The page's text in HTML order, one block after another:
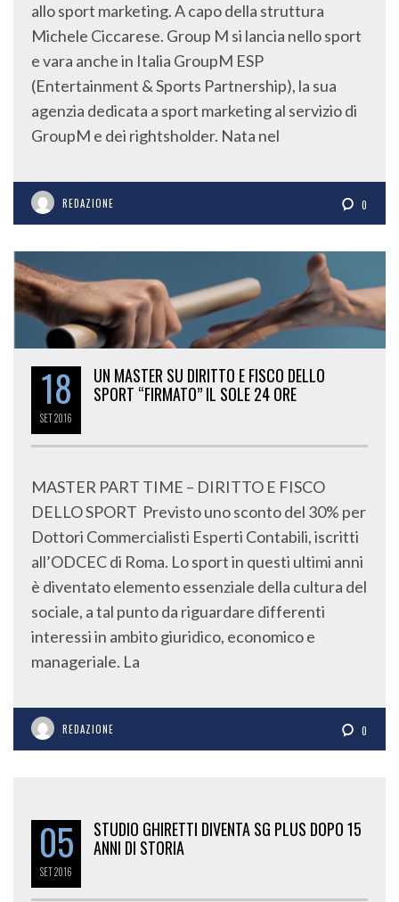
allo sport marketing. A capo della struttura
Michele Ciccarese. Group M si lancia nello sport
e vara anche in Italia GroupM ESP
(Entertainment & Sports Partnership), la sua
agenzia dedicata a sport marketing al servizio di
GroupM e dei rightsholder. Nata nel
REDAZIONE 0
18
SET2016
UN MASTER SU DIRITTO E FISCO DELLO
SPORT “FIRMATO” IL SOLE 24 ORE
MASTER PART TIME – DIRITTO E FISCO
DELLO SPORT Previsto uno sconto del 30% per
Dottori Commercialisti Esperti Contabili, iscritti
all’ODCEC di Roma. Lo sport in questi ultimi anni
è diventato elemento essenziale della cultura del
sociale, a tal punto da riguardare differenti
interessi in ambito giuridico, economico e
manageriale. La
REDAZIONE 0
05
SET2016
STUDIO GHIRETTI DIVENTA SG PLUS DOPO 15
ANNI DI STORIA